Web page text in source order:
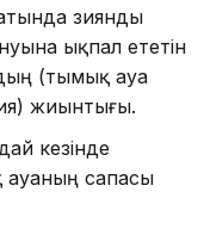
зиянды
ықпал ететін
(тымық ауа
жиынтығы.
кезінде
ауаның сапасы